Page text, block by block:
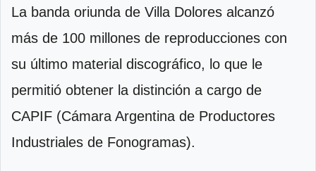
La banda oriunda de Villa Dolores alcanzó
más de 100 millones de reproducciones con
su último material discográfico, lo que le
permitió obtener la distinción a cargo de
CAPIF (Cámara Argentina de Productores
Industriales de Fonogramas).